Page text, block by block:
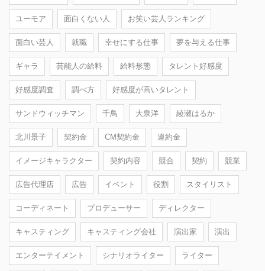
ユーモア 面白くない人 お笑い芸人ランキング
面白い芸人 就職 幸せにする仕事 夢を与える仕事
ギャラ 芸能人の給料 給料形態 タレント好感度
好感度調査 調べ方 好感度が高いタレント
サンドウィッチマン 千鳥 大泉洋 綾瀬はるか
北川景子 契約金 CM契約金 違約金
イメージキャラクター 契約内容 競合 契約 競業
広告代理店 広告 イベント 役割 スタイリスト
コーディネート プロデューサー ディレクター
キャスティング キャスティング会社 演出家 演出
エンターテイメント シナリオライター ライター